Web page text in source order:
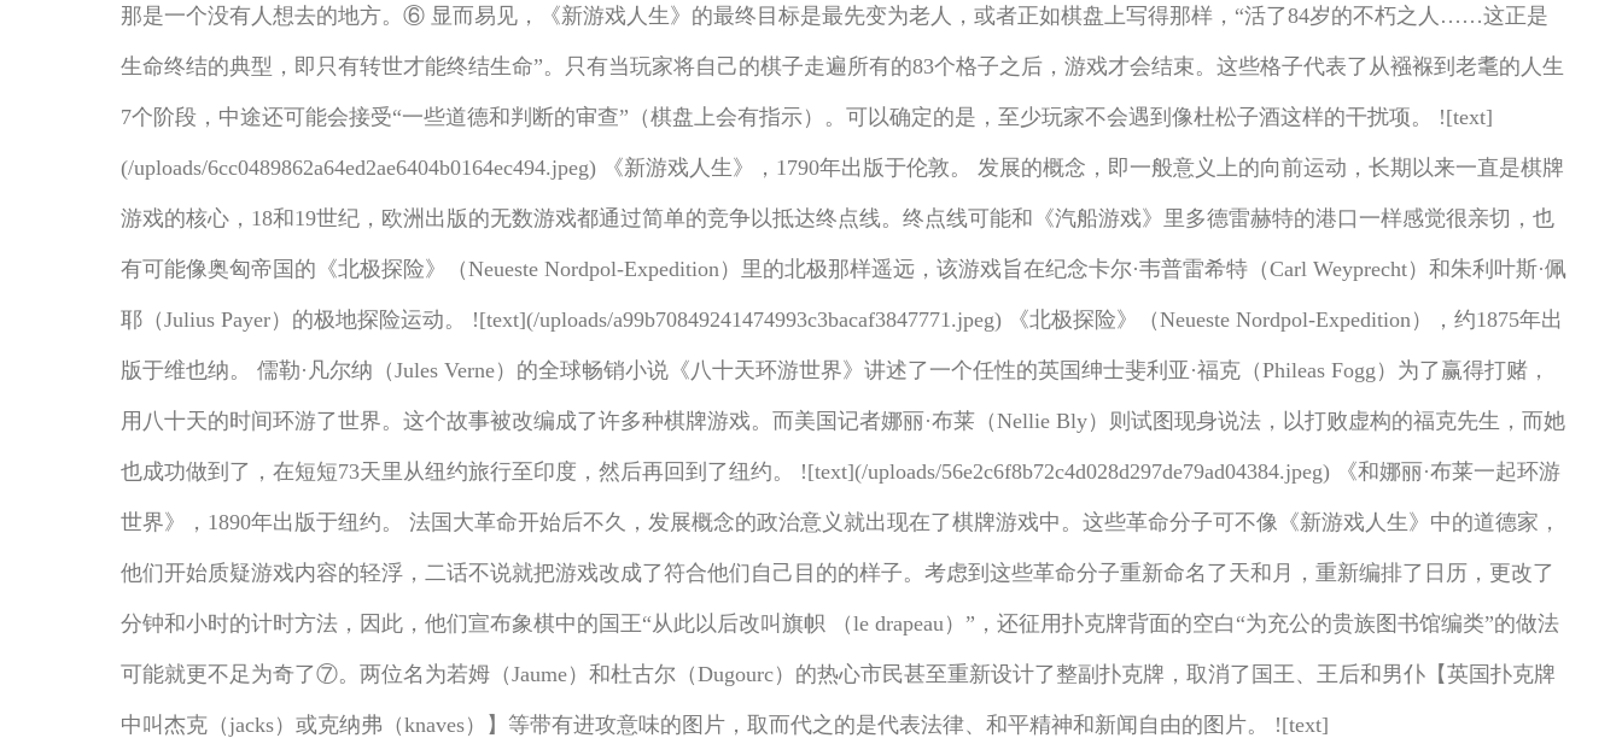
那是一个没有人想去的地方。⑥ 显而易见，《新游戏人生》的最终目标是最先变为老人，或者正如棋盘上写得那样，“活了84岁的不朽之人……这正是
生命终结的典型，即只有转世才能终结生命”。只有当玩家将自己的棋子走遍所有的83个格子之后，游戏才会结束。这些格子代表了从襁褓到老耄的人生
7个阶段，中途还可能会接受“一些道德和判断的审查”（棋盘上会有指示）。可以确定的是，至少玩家不会遇到像杜松子酒这样的干扰项。 ![text]
(/uploads/6cc0489862a64ed2ae6404b0164ec494.jpeg) 《新游戏人生》，1790年出版于伦敦。 发展的概念，即一般意义上的向前运动，长期以来一直是棋牌
游戏的核心，18和19世纪，欧洲出版的无数游戏都通过简单的竞争以抵达终点线。终点线可能和《汽船游戏》里多德雷赫特的港口一样感觉很亲切，也
有可能像奥匈帝国的《北极探险》（Neueste Nordpol-Expedition）里的北极那样遥远，该游戏旨在纪念卡尔·韦普雷希特（Carl Weyprecht）和朱利叶斯·佩
耶（Julius Payer）的极地探险运动。 ![text](/uploads/a99b70849241474993c3bacaf3847771.jpeg) 《北极探险》（Neueste Nordpol-Expedition），约1875年出
版于维也纳。 儒勒·凡尔纳（Jules Verne）的全球畅销小说《八十天环游世界》讲述了一个任性的英国绅士斐利亚·福克（Phileas Fogg）为了赢得打赌，
用八十天的时间环游了世界。这个故事被改编成了许多种棋牌游戏。而美国记者娜丽·布莱（Nellie Bly）则试图现身说法，以打败虚构的福克先生，而她
也成功做到了，在短短73天里从纽约旅行至印度，然后再回到了纽约。 ![text](/uploads/56e2c6f8b72c4d028d297de79ad04384.jpeg) 《和娜丽·布莱一起环游
世界》，1890年出版于纽约。 法国大革命开始后不久，发展概念的政治意义就出现在了棋牌游戏中。这些革命分子可不像《新游戏人生》中的道德家，
他们开始质疑游戏内容的轻浮，二话不说就把游戏改成了符合他们自己目的的样子。考虑到这些革命分子重新命名了天和月，重新编排了日历，更改了
分钟和小时的计时方法，因此，他们宣布象棋中的国王“从此以后改叫旗帜 （le drapeau）”，还征用扑克牌背面的空白“为充公的贵族图书馆编类”的做法
可能就更不足为奇了⑦。两位名为若姆（Jaume）和杜古尔（Dugourc）的热心市民甚至重新设计了整副扑克牌，取消了国王、王后和男仆【英国扑克牌
中叫杰克（jacks）或克纳弗（knaves）】等带有进攻意味的图片，取而代之的是代表法律、和平精神和新闻自由的图片。 ![text]